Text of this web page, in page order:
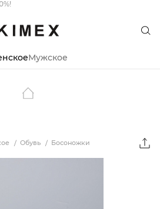
Мужское
Обувь Босоножки